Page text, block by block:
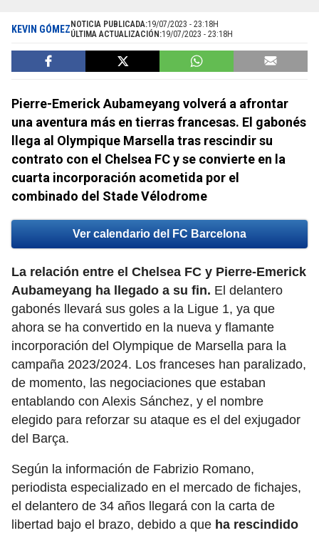
KEVIN GÓMEZ NOTICIA PUBLICADA:19/07/2023 - 23:18H
ÚLTIMA ACTUALIZACIÓN:19/07/2023 - 23:18H
Pierre-Emerick Aubameyang volverá a afrontar
una aventura más en tierras francesas. El gabonés
llega al Olympique Marsella tras rescindir su
contrato con el Chelsea FC y se convierte en la
cuarta incorporación acometida por el
combinado del Stade Vélodrome
Ver calendario del FC Barcelona
La relación entre el Chelsea FC y Pierre-Emerick
Aubameyang ha llegado a su fin. El delantero
gabonés llevará sus goles a la Ligue 1, ya que
ahora se ha convertido en la nueva y flamante
incorporación del Olympique de Marsella para la
campaña 2023/2024. Los franceses han paralizado,
de momento, las negociaciones que estaban
entablando con Alexis Sánchez, y el nombre
elegido para reforzar su ataque es el del exjugador
del Barça.
Según la información de Fabrizio Romano,
periodista especializado en el mercado de fichajes,
el delantero de 34 años llegará con la carta de
libertad bajo el brazo, debido a que ha rescindido